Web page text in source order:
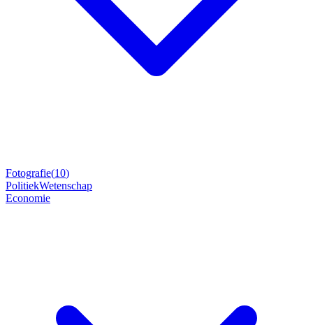
Fotografie(10)
PolitiekWetenschap
Economie